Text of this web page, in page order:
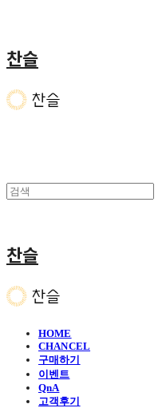
찬슬
찬슬
HOME
CHANCEL
구매하기
이벤트
QnA
고객후기